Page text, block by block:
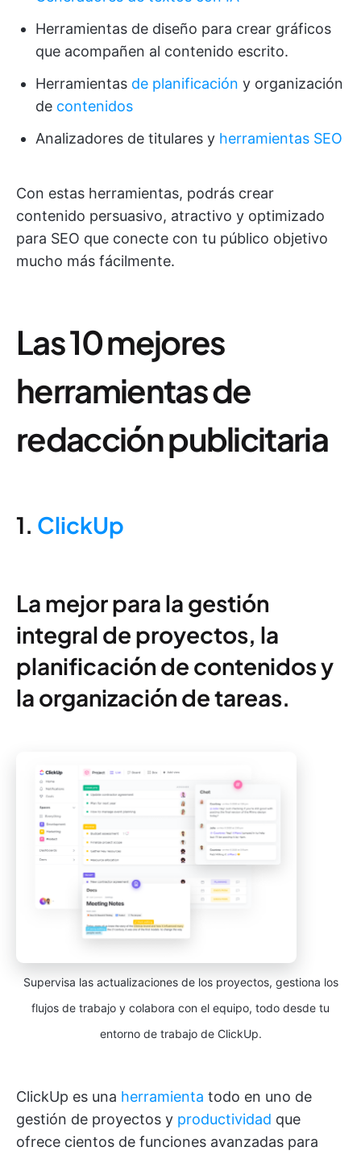
Herramientas de diseño para crear gráficos
que acompañen al contenido escrito.
Herramientas de planificación y organización
de contenidos
Analizadores de titulares y herramientas SEO
Con estas herramientas, podrás crear
contenido persuasivo, atractivo y optimizado
para SEO que conecte con tu público objetivo
mucho más fácilmente.
Las 10 mejores
herramientas de
redacción publicitaria
1. ClickUp
La mejor para la gestión
integral de proyectos, la
planificación de contenidos y
la organización de tareas.
Supervisa las actualizaciones de los proyectos, gestiona los
flujos de trabajo y colabora con el equipo, todo desde tu
entorno de trabajo de ClickUp.
ClickUp es una herramienta todo en uno de
gestión de proyectos y productividad que
ofrece cientos de funciones avanzadas para